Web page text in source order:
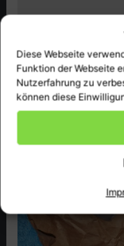
Diese Webseite
Funktion der Webseite
Nutzerfahrung zu
können diese
Produktsicherheit
Honda Original
Maschinen
Ähnliche Produkte